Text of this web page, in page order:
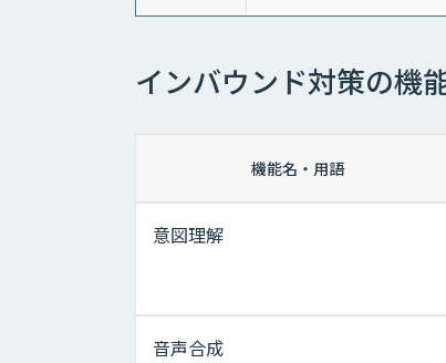
インバウンド対策の機
機能名・用語
意図理解
音声合成